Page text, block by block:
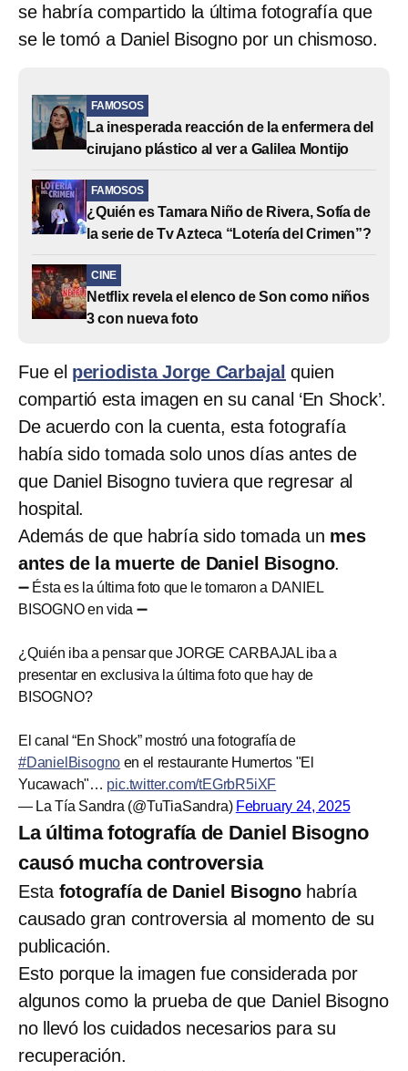
se habría compartido la última fotografía que
se le tomó a Daniel Bisogno por un chismoso.
FAMOSOS
La inesperada reacción de la enfermera del
cirujano plástico al ver a Galilea Montijo
FAMOSOS
¿Quién es Tamara Niño de Rivera, Sofía de
la serie de Tv Azteca “Lotería del Crimen”?
CINE
Netflix revela el elenco de Son como niños
3 con nueva foto
Fue el periodista Jorge Carbajal quien
compartió esta imagen en su canal ‘En Shock’.
De acuerdo con la cuenta, esta fotografía
había sido tomada solo unos días antes de
que Daniel Bisogno tuviera que regresar al
hospital.
Además de que habría sido tomada un mes
antes de la muerte de Daniel Bisogno.
➖ Ésta es la última foto que le tomaron a DANIEL
BISOGNO en vida ➖
¿Quién iba a pensar que JORGE CARBAJAL iba a
presentar en exclusiva la última foto que hay de
BISOGNO?
El canal “En Shock” mostró una fotografía de
#DanielBisogno en el restaurante Humertos "El
Yucawach"… pic.twitter.com/tEGrbR5iXF
— La Tía Sandra (@TuTiaSandra) February 24, 2025
La última fotografía de Daniel Bisogno
causó mucha controversia
Esta fotografía de Daniel Bisognohabría
causado gran controversia al momento de su
publicación.
Esto porque la imagen fue considerada por
algunos como la prueba de que Daniel Bisogno
no llevó los cuidados necesarios para su
recuperación.